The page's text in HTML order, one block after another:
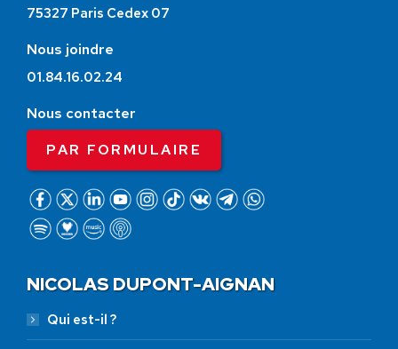
75327 Paris Cedex 07
Nous joindre
01.84.16.02.24
Nous contacter
PAR FORMULAIRE
NICOLAS DUPONT-AIGNAN
Qui est-il ?